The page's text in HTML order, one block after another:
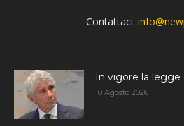
Contattaci:
In vigore la legge
10 Agosto 2026